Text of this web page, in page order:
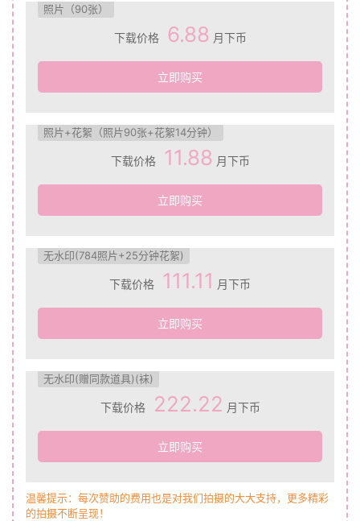
照片（90张）
下载价格 6.88 月下币
立即购买
照片+花絮（照片90张+花絮14分钟）
下载价格 11.88 月下币
立即购买
无水印(784照片+25分钟花絮)
下载价格 111.11 月下币
立即购买
无水印(赠同款道具)(袜)
下载价格 222.22 月下币
立即购买
温馨提示：每次赞助的费用也是对我们拍摄的大大支持，更多精彩
的拍摄不断呈现！